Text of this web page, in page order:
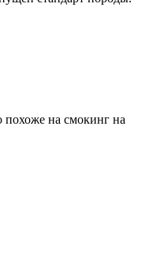
похоже на смокинг на